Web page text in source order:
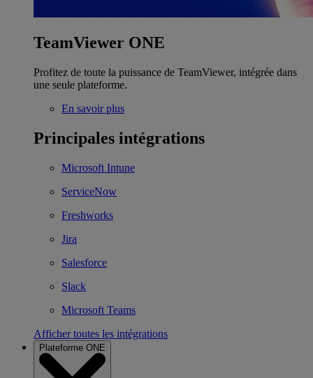
TeamViewer ONE
Profitez de toute la puissance de TeamViewer, intégrée dans
une seule plateforme.
En savoir plus
Principales intégrations
Microsoft Intune
ServiceNow
Freshworks
Jira
Salesforce
Slack
Microsoft Teams
Afficher toutes les intégrations
Plateforme ONE